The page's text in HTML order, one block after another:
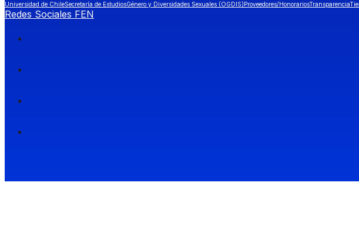
Universidad de ChileSecretaría de EstudiosGénero y Diversidades Sexuales (OGDIS)Proveedores/HonorariosTransparencia
Redes Sociales FEN